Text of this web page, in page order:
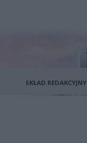
SKŁAD REDAKCYJNY